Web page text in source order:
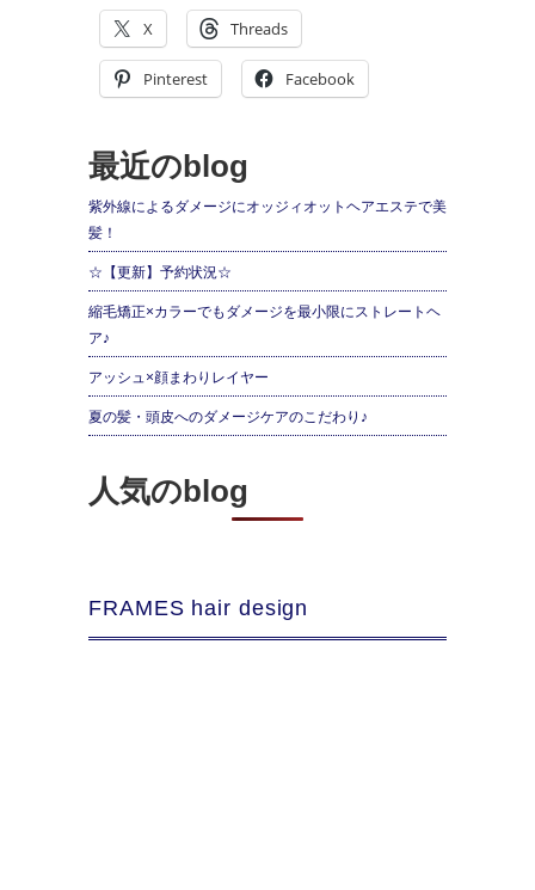
X Threads
Pinterest Facebook
最近のblog
紫外線によるダメージにオッジィオットヘアエステで美
髪！
☆【更新】予約状況☆
縮毛矯正×カラーでもダメージを最小限にストレートヘ
ア♪
アッシュ×顔まわりレイヤー
夏の髪・頭皮へのダメージケアのこだわり♪
人気のblog
FRAMES hair design